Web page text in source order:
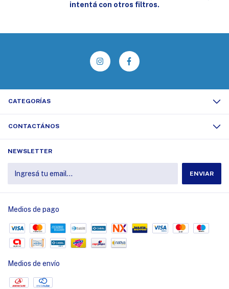
intentá con otros filtros.
CATEGORÍAS
CONTACTÁNOS
NEWSLETTER
Medios de pago
Medios de envío